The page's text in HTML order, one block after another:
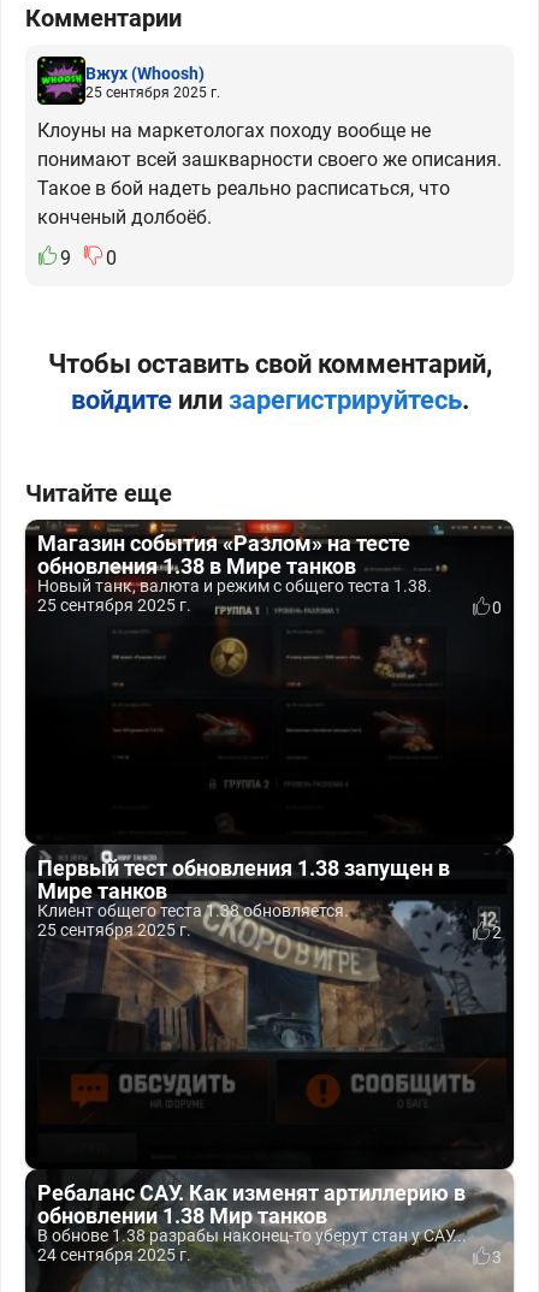
Комментарии
Вжух(Whoosh)
25 сентября 2025 г.
Клоуны на маркетологах походу вообще не
понимают всей зашкварности своего же описания.
Такое в бой надеть реально расписаться, что
конченый долбоёб.
9
0
Чтобы оставить свой комментарий,
войдитеили зарегистрируйтесь.
Читайте еще
Магазин события «Разлом» на тесте
обновления 1.38 в Мире танков
Новый танк, валюта и режим с общего теста 1.38.
25 сентября 2025 г.
0
Первый тест обновления 1.38 запущен в
Мире танков
Клиент общего теста 1.38 обновляется.
25 сентября 2025 г.
2
Ребаланс САУ. Как изменят артиллерию в
обновлении 1.38 Мир танков
В обнове 1.38 разрабы наконец-то уберут стан у САУ...
24 сентября 2025 г.
3